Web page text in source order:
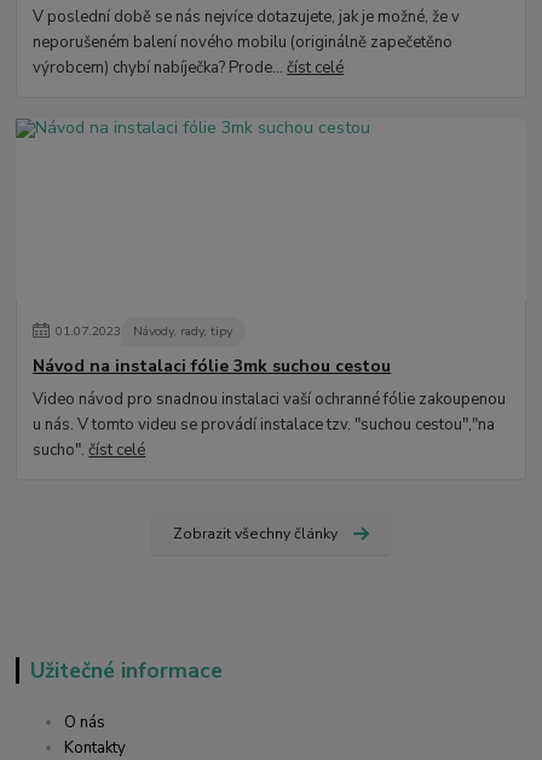
V poslední době se nás nejvíce dotazujete, jak je možné, že v
neporušeném balení nového mobilu (originálně zapečetěno
výrobcem) chybí nabíječka? Prode...číst celé
01.07.2023 Návody, rady, tipy
Návod na instalaci fólie 3mk suchou cestou
Video návod pro snadnou instalaci vaší ochranné fólie zakoupenou
u nás. V tomto videu se provádí instalace tzv. "suchou cestou","na
sucho".číst celé
Zobrazit všechny články
Užitečné informace
O nás
Kontakty